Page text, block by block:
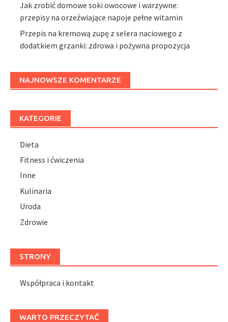
Jak zrobić domowe soki owocowe i warzywne:
przepisy na orzeźwiające napoje pełne witamin
Przepis na kremową zupę z selera naciowego z
dodatkiem grzanki: zdrowa i pożywna propozycja
NAJNOWSZE KOMENTARZE
KATEGORIE
Dieta
Fitness i ćwiczenia
Inne
Kulinaria
Uroda
Zdrowie
STRONY
Współpraca i kontakt
WARTO PRZECZYTAĆ